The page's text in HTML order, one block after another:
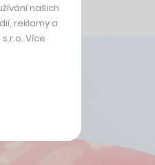
našich
reklamy a
Více